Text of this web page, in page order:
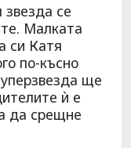
се
Малката
си Катя
по-късно
ще
ѝ е
да срещне